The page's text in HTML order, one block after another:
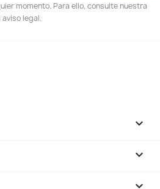
momento. Para ello, consulte nuestra
legal.


